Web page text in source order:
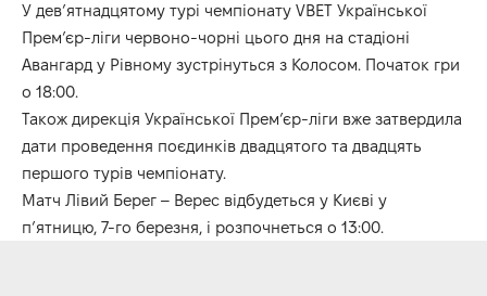
У дев’ятнадцятому турі чемпіонату VBET Української
Прем’єр-ліги червоно-чорні цього дня на стадіоні
Авангард у Рівному зустрінуться з Колосом. Початок гри
о 18:00.
Також дирекція Української Прем’єр-ліги вже затвердила
дати проведення поєдинків двадцятого та двадцять
першого турів чемпіонату.
Матч Лівий Берег – Верес відбудеться у Києві у
п’ятницю, 7-го березня, і розпочнеться о 13:00.